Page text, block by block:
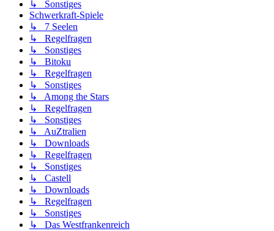
↳ Sonstiges
Schwerkraft-Spiele
↳ 7 Seelen
↳ Regelfragen
↳ Sonstiges
↳ Bitoku
↳ Regelfragen
↳ Sonstiges
↳ Among the Stars
↳ Regelfragen
↳ Sonstiges
↳ AuZtralien
↳ Downloads
↳ Regelfragen
↳ Sonstiges
↳ Castell
↳ Downloads
↳ Regelfragen
↳ Sonstiges
↳ Das Westfrankenreich